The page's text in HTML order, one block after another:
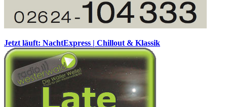
Jetzt läuft: NachtExpress | Chillout & Klassik